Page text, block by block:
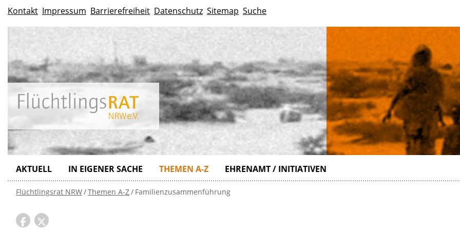
Kontakt Impressum Barrierefreiheit Datenschutz Sitemap Suche
AKTUELL IN EIGENER SACHE THEMEN A-Z EHRENAMT / INITIATIVEN
Flüchtlingsrat NRW Themen A-Z Familienzusammenführung